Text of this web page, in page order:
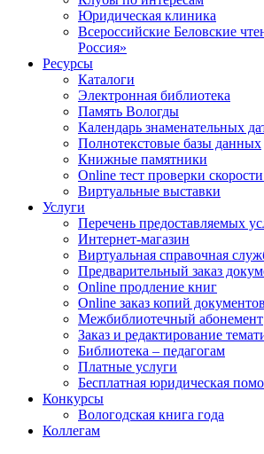
Юридическая клиника
Всероссийские Беловские
Россия»
Ресурсы
Каталоги
Электронная библиотека
Память Вологды
Календарь знаменательных
Полнотекстовые базы данных
Книжные памятники
Online тест проверки
Виртуальные выставки
Услуги
Перечень предоставляемых
Интернет-магазин
Виртуальная справочная
Предварительный заказ
Online продление книг
Online заказ копий документов
Межбиблиотечный абонемент
Заказ и редактирование
Библиотека – педагогам
Платные услуги
Бесплатная юридическая
Конкурсы
Вологодская книга года
Коллегам